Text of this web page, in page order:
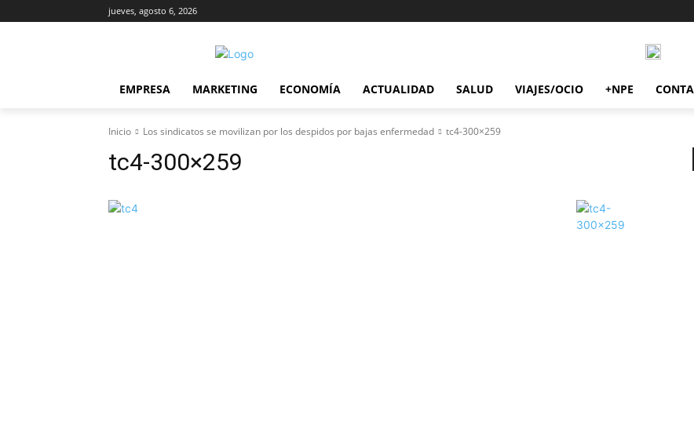
jueves, agosto 6, 2026
EMPRESA MARKETING ECONOMÍA ACTUALIDAD SALUD VIAJES/OCIO +NPE
Inicio Los sindicatos se movilizan por los despidos por bajas enfermedad tc4-300×259
tc4-300×259